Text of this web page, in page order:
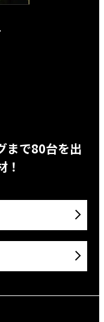
まで80台を出
！